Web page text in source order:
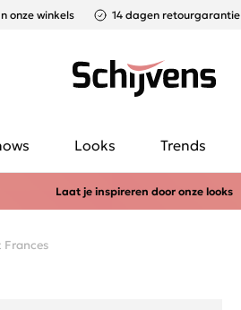
onze winkels 14 dagen retourgarantie
Looks Trends
Laat je inspireren door onze looks
Frances